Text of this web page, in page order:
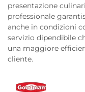
presentazione
professionale
anche in condizioni
servizio dipendibile
una maggiore
cliente.